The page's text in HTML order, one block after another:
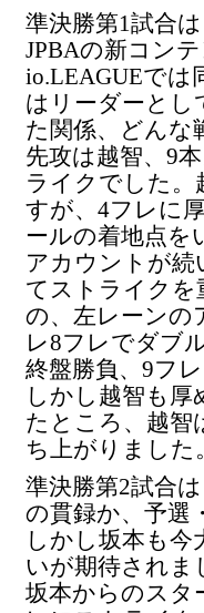
準決勝第1試合
JPBAの新コン
io.LEAGUEでは
はリーダーとし
た関係、どんな
先攻は越智、9
ライクでした
すが、4フレに
ールの着地点を
アカウントが続
てストライクを
の、左レーンの
レ8フレでダブ
終盤勝負、9フ
しかし越智も
たところ、越智
ち上がりました
準決勝第2試合
の貫録か、予選
しかし坂本も
いが期待されま
坂本からのスタ